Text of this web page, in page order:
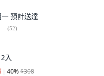
預計送達
(52)
入
40%$308